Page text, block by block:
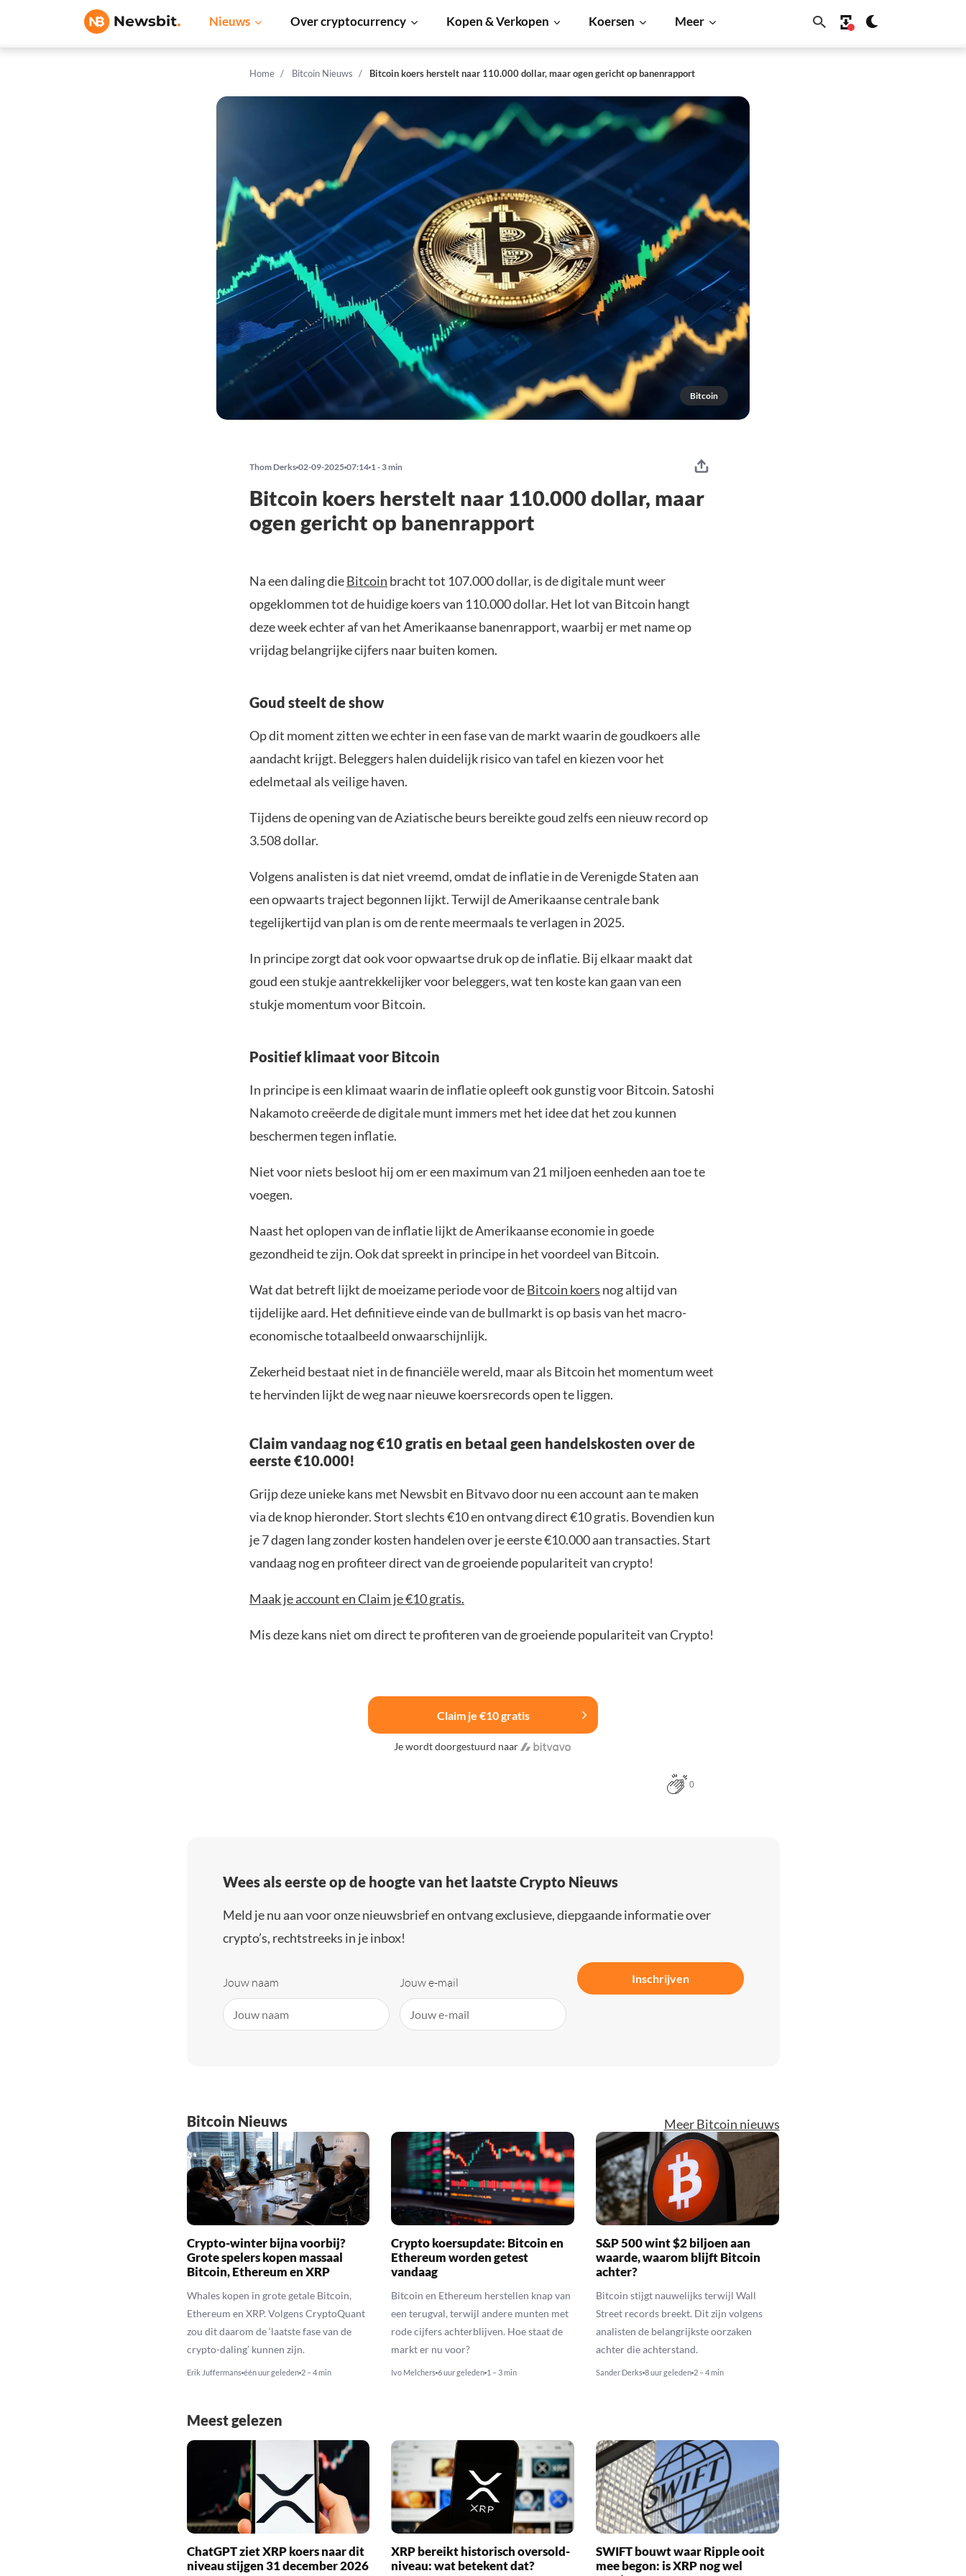
Nieuws Over cryptocurrency Kopen & Verkopen Koersen Meer
Home Bitcoin Nieuws Bitcoin koers herstelt naar 110.000 dollar, maar ogen gericht op banenrapport
Bitcoin
Thom Derks 02-09-2025 07:14 1 - 3 min
Bitcoin koers herstelt naar 110.000 dollar, maar
ogen gericht op banenrapport
Na een daling dieBitcoin bracht tot 107.000 dollar, is de digitale munt weer
opgeklommen tot de huidige koers van 110.000 dollar. Het lot van Bitcoin hangt
deze week echter af van het Amerikaanse banenrapport, waarbij er met name op
vrijdag belangrijke cijfers naar buiten komen.
Goud steelt de show
Op dit moment zitten we echter in een fase van de markt waarin de goudkoers alle
aandacht krijgt. Beleggers halen duidelijk risico van tafel en kiezen voor het
edelmetaal als veilige haven.
Tijdens de opening van de Aziatische beurs bereikte goud zelfs een nieuw record op
3.508 dollar.
Volgens analisten is dat niet vreemd, omdat de inflatie in de Verenigde Staten aan
een opwaarts traject begonnen lijkt. Terwijl de Amerikaanse centrale bank
tegelijkertijd van plan is om de rente meermaals te verlagen in 2025.
In principe zorgt dat ook voor opwaartse druk op de inflatie. Bij elkaar maakt dat
goud een stukje aantrekkelijker voor beleggers, wat ten koste kan gaan van een
stukje momentum voor Bitcoin.
Positief klimaat voor Bitcoin
In principe is een klimaat waarin de inflatie opleeft ook gunstig voor Bitcoin. Satoshi
Nakamoto creëerde de digitale munt immers met het idee dat het zou kunnen
beschermen tegen inflatie.
Niet voor niets besloot hij om er een maximum van 21 miljoen eenheden aan toe te
voegen.
Naast het oplopen van de inflatie lijkt de Amerikaanse economie in goede
gezondheid te zijn. Ook dat spreekt in principe in het voordeel van Bitcoin.
Wat dat betreft lijkt de moeizame periode voor deBitcoin koers nog altijd van
tijdelijke aard. Het definitieve einde van de bullmarkt is op basis van het macro-
economische totaalbeeld onwaarschijnlijk.
Zekerheid bestaat niet in de financiële wereld, maar als Bitcoin het momentum weet
te hervinden lijkt de weg naar nieuwe koersrecords open te liggen.
Claim vandaag nog €10 gratis en betaal geen handelskosten over de
eerste €10.000!
Grijp deze unieke kans met Newsbit en Bitvavo door nu een account aan te maken
via de knop hieronder. Stort slechts €10 en ontvang direct €10 gratis. Bovendien kun
je 7 dagen lang zonder kosten handelen over je eerste €10.000 aan transacties. Start
vandaag nog en profiteer direct van de groeiende populariteit van crypto!
Maak je account en Claim je €10 gratis.
Mis deze kans niet om direct te profiteren van de groeiende populariteit van Crypto!
Claim je €10 gratis
Je wordt doorgestuurd naar
0
Wees als eerste op de hoogte van het laatste Crypto Nieuws
Meld je nu aan voor onze nieuwsbrief en ontvang exclusieve, diepgaande informatie over
crypto’s, rechtstreeks in je inbox!
Jouw naam Jouw e-mail Inschrijven
Bitcoin Nieuws Meer Bitcoin nieuws
Crypto-winter bijna voorbij?
Grote spelers kopen massaal
Bitcoin, Ethereum en XRP
Whales kopen in grote getale Bitcoin,
Ethereum en XRP. Volgens CryptoQuant
zou dit daarom de ‘laatste fase van de
crypto-daling’ kunnen zijn.
Erik Juffermans één uur geleden 2 – 4 min
Crypto koersupdate: Bitcoin en
Ethereum worden getest
vandaag
Bitcoin en Ethereum herstellen knap van
een terugval, terwijl andere munten met
rode cijfers achterblijven. Hoe staat de
markt er nu voor?
Ivo Melchers 6 uur geleden 1 – 3 min
S&P 500 wint $2 biljoen aan
waarde, waarom blijft Bitcoin
achter?
Bitcoin stijgt nauwelijks terwijl Wall
Street records breekt. Dit zijn volgens
analisten de belangrijkste oorzaken
achter die achterstand.
Sander Derks 8 uur geleden 2 – 4 min
Meest gelezen
ChatGPT ziet XRP koers naar dit
niveau stijgen 31 december 2026
XRP bereikt historisch oversold-
niveau: wat betekent dat?
SWIFT bouwt waar Ripple ooit
mee begon: is XRP nog wel